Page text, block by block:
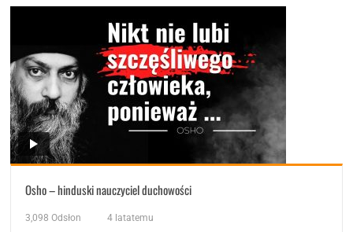
Osho – hinduski nauczyciel duchowości
3,098 Odsłon 4 latatemu